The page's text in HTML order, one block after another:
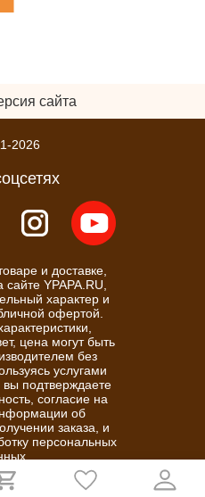
сайта
2026
и доставке,
YPAPA.RU,
характер и
офертой.
цена могут быть
без
услугами
вы подтверждаете
согласие на
об
заказа, и
персональных